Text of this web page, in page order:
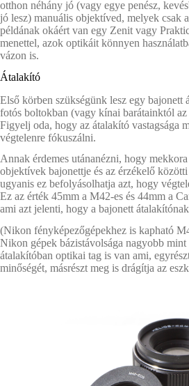
otthon néhány jó (vagy egye penész,
jó lesz) manuális objektíved, melyek csak
példának okáért van egy Zenit vagy
menettel, azok optikáit könnyen
vázon is.
Átalakító
Első körben szükségünk lesz egy bajonett
fotós boltokban (vagy kínai barátainktól az
Figyelj oda, hogy az átalakító vastagsága
végtelenre fókuszálni.
Annak érdemes utánanézni, hogy
objektívek bajonettje és az érzékelő
ugyanis ez befolyásolhatja azt, hogy
Ez az érték 45mm a M42-es és 44mm a
ami azt jelenti, hogy a bajonett
(Nikon fényképezőgépekhez is kapható
Nikon gépek bázistávolsága nagyobb mint
átalakítóban optikai tag is van ami,
minőségét, másrészt meg is drágítja az